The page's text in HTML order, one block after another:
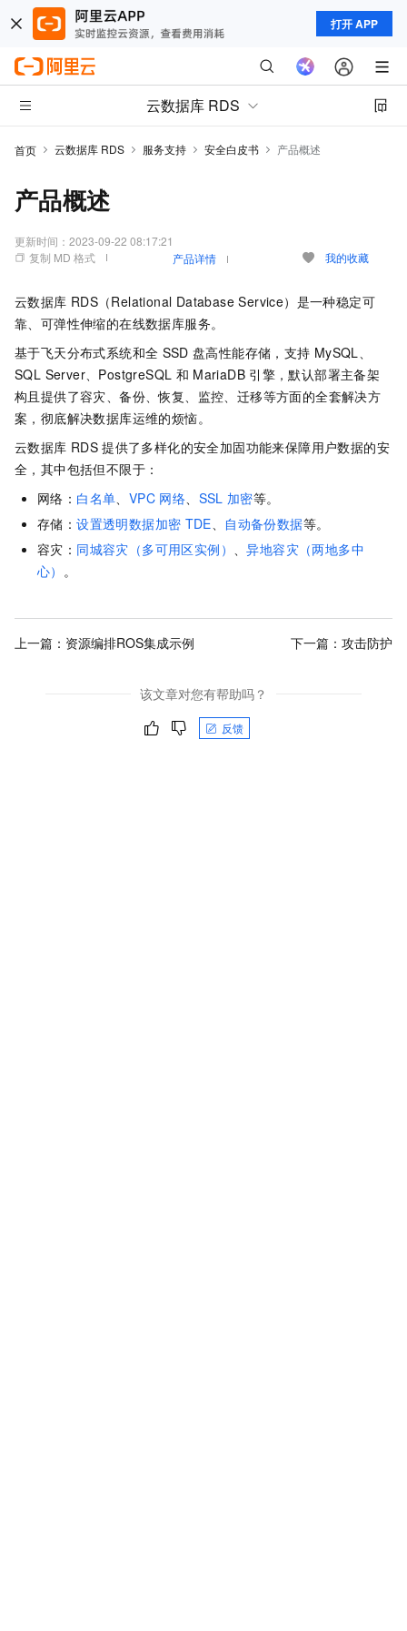
打开 APP
云数据库 RDS
首页 云数据库 RDS 服务支持 安全白皮书 产品概述
产品概述
更新时间： 2023-09-22 08:17:21
复制 MD 格式
产品详情 我的收藏
云数据库 RDS（Relational Database Service）是一种稳定可
靠、可弹性伸缩的在线数据库服务。
基于飞天分布式系统和全 SSD 盘高性能存储，支持 MySQL、
SQL Server、PostgreSQL 和 MariaDB 引擎，默认部署主备架
构且提供了容灾、备份、恢复、监控、迁移等方面的全套解决方
案，彻底解决数据库运维的烦恼。
云数据库 RDS 提供了多样化的安全加固功能来保障用户数据的安
全，其中包括但不限于：
网络： 白名单、 VPC 网络、 SSL 加密等。
存储：设置透明数据加密 TDE、 自动备份数据等。
容灾： 同城容灾（多可用区实例） 、异地容灾（两地多中
心） 。
上一篇： 资源编排ROS集成示例 下一篇： 攻击防护
该文章对您有帮助吗？
反馈